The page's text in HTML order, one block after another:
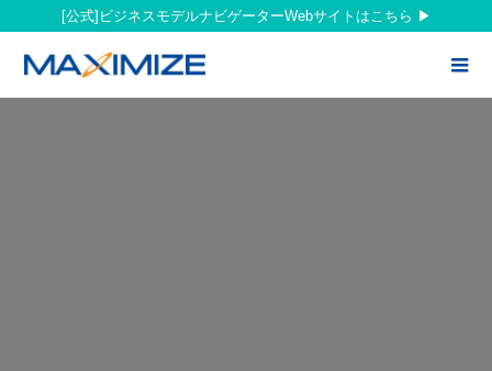
[公式]ビジネスモデルナビゲーターWebサイトはこちら